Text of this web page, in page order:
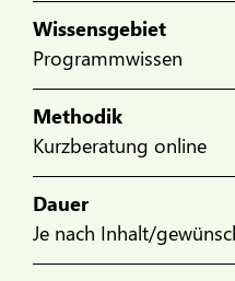
Wissensgebiet
Programmwissen
Methodik
Kurzberatung online
Dauer
Je nach Inhalt/